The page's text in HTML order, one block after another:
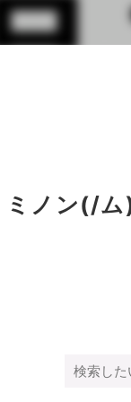
ノン(/ム